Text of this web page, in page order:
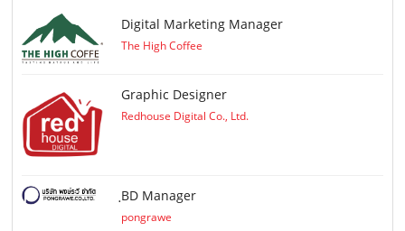
Digital Marketing Manager
The High Coffee
Graphic Designer
Redhouse Digital Co., Ltd.
ฺBD Manager
pongrawe